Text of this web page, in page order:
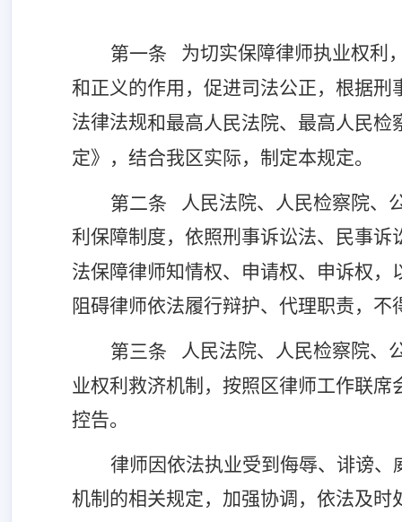
第一条
为切实保障律师执业权利
和正义的作用，促进司法公正，根据
法律法规和最高人民法院、最高人民检
定》，结合我区实际，制定本规定。
第二条
人民法院、人民检察院、
利保障制度，依照刑事诉讼法、民事
法保障律师知情权、申请权、申诉权
阻碍律师依法履行辩护、代理职责，不
第三条
人民法院、人民检察院、
业权利救济机制，按照区律师工作联
控告。
律师因依法执业受到侮辱、诽谤
机制的相关规定，加强协调，依法及